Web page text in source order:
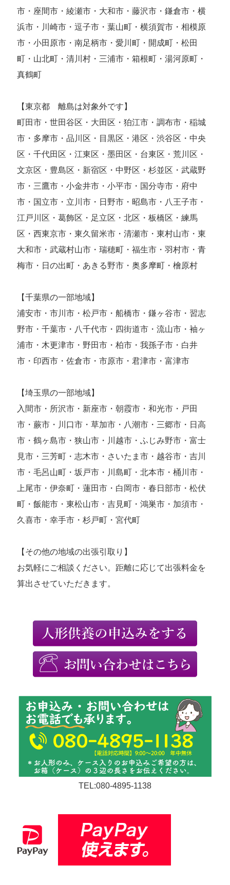
市・座間市・綾瀬市・大和市・藤沢市・鎌倉市・横
浜市・川崎市・逗子市・葉山町・横須賀市・相模原
市・小田原市・南足柄市・愛川町・開成町・松田
町・山北町・清川村・三浦市・箱根町・湯河原町・
真鶴町
【東京都 離島は対象外です】
町田市・世田谷区・大田区・狛江市・調布市・稲城
市・多摩市・品川区・目黒区・港区・渋谷区・中央
区・千代田区・江東区・墨田区・台東区・荒川区・
文京区・豊島区・新宿区・中野区・杉並区・武蔵野
市・三鷹市・小金井市・小平市・国分寺市・府中
市・国立市・立川市・日野市・昭島市・八王子市・
江戸川区・葛飾区・足立区・北区・板橋区・練馬
区・西東京市・東久留米市・清瀬市・東村山市・東
大和市・武蔵村山市・瑞穂町・福生市・羽村市・青
梅市・日の出町・あきる野市・奥多摩町・檜原村
【千葉県の一部地域】
浦安市・市川市・松戸市・船橋市・鎌ヶ谷市・習志
野市・千葉市・八千代市・四街道市・流山市・袖ヶ
浦市・木更津市・野田市・柏市・我孫子市・白井
市・印西市・佐倉市・市原市・君津市・富津市
【埼玉県の一部地域】
入間市・所沢市・新座市・朝霞市・和光市・戸田
市・蕨市・川口市・草加市・八潮市・三郷市・日高
市・鶴ヶ島市・狭山市・川越市・ふじみ野市・富士
見市・三芳町・志木市・さいたま市・越谷市・吉川
市・毛呂山町・坂戸市・川島町・北本市・桶川市・
上尾市・伊奈町・蓮田市・白岡市・春日部市・松伏
町・飯能市・東松山市・吉見町・鴻巣市・加須市・
久喜市・幸手市・杉戸町・宮代町
【その他の地域の出張引取り】
お気軽にご相談ください。距離に応じて出張料金を
算出させていただきます。
TEL:080-4895-1138